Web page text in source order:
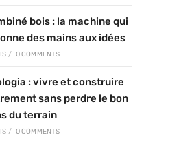
bois : la machine qui
des mains aux idées
/ 0 COMMENTS
: vivre et construire
sans perdre le bon
du terrain
/ 0 COMMENTS